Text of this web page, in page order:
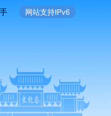
网站支持IPv6